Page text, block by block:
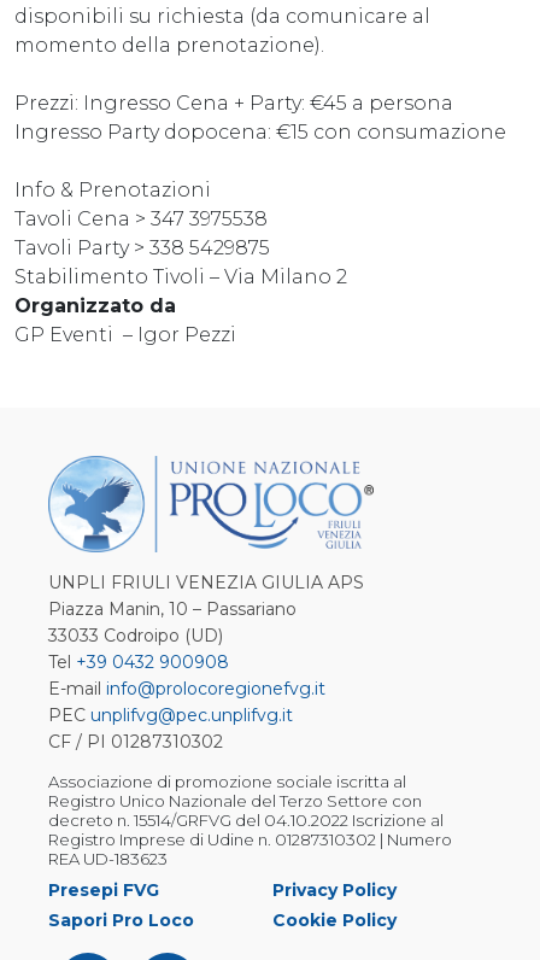
disponibili su richiesta (da comunicare al
momento della prenotazione).
Prezzi: Ingresso Cena + Party: €45 a persona
Ingresso Party dopocena: €15 con consumazione
Info & Prenotazioni
Tavoli Cena > 347 3975538
Tavoli Party > 338 5429875
Stabilimento Tivoli – Via Milano 2
Organizzato da
GP Eventi – Igor Pezzi
UNPLI FRIULI VENEZIA GIULIA APS
Piazza Manin, 10 – Passariano
33033 Codroipo (UD)
Tel +39 0432 900908
E-mail info@prolocoregionefvg.it
PEC unplifvg@pec.unplifvg.it
CF / PI 01287310302
Associazione di promozione sociale iscritta al
Registro Unico Nazionale del Terzo Settore con
decreto n. 15514/GRFVG del 04.10.2022 Iscrizione al
Registro Imprese di Udine n. 01287310302 | Numero
REA UD-183623
Presepi FVG
Sapori Pro Loco
Privacy Policy
Cookie Policy